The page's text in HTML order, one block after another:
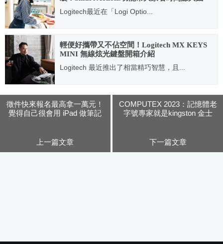
Logitech最近在「Logi Optio...
2023.10.23
輕便好攜帶又不佔空間！Logitech MX KEYS
MINI 無線炫光鍵盤開箱介紹
Logitech 最近推出了相當精巧智慧，且...
徵件快來報名最高拿一萬元！
覺得自己很會用 iPad 做筆記
上一篇文章
COMPUTEX 2023：記憶體老
字號專家就是kingston 金士
下一篇文章